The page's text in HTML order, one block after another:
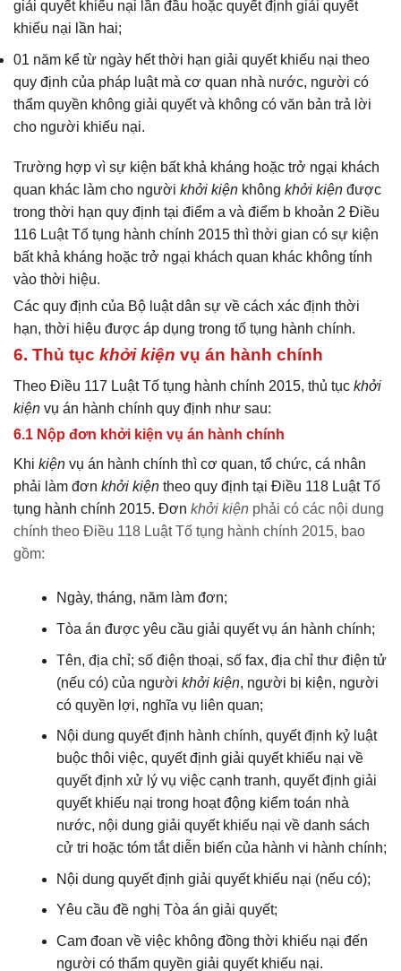
giải quyết khiếu nại lần đầu hoặc quyết định giải quyết
khiếu nại lần hai;
01 năm kể từ ngày hết thời hạn giải quyết khiếu nại theo
quy định của pháp luật mà cơ quan nhà nước, người có
thẩm quyền không giải quyết và không có văn bản trả lời
cho người khiếu nại.
Trường hợp vì sự kiện bất khả kháng hoặc trở ngại khách
quan khác làm cho người khởi kiện không khởi kiện được
trong thời hạn quy định tại điểm a và điểm b khoản 2 Điều
116 Luật Tố tụng hành chính 2015 thì thời gian có sự kiện
bất khả kháng hoặc trở ngại khách quan khác không tính
vào thời hiệu.
Các quy định của Bộ luật dân sự về cách xác định thời
hạn, thời hiệu được áp dụng trong tố tụng hành chính.
6. Thủ tục khởi kiện vụ án hành chính
Theo Điều 117 Luật Tố tụng hành chính 2015, thủ tục khởi
kiện vụ án hành chính quy định như sau:
6.1 Nộp đơn khởi kiện vụ án hành chính
Khi kiện vụ án hành chính thì cơ quan, tổ chức, cá nhân
phải làm đơn khởi kiện theo quy định tại Điều 118 Luật Tố
tụng hành chính 2015. Đơn khởi kiện phải có các nội dung
chính theo Điều 118 Luật Tố tụng hành chính 2015, bao
gồm:
Ngày, tháng, năm làm đơn;
Tòa án được yêu cầu giải quyết vụ án hành chính;
Tên, địa chỉ; số điện thoại, số fax, địa chỉ thư điện tử
(nếu có) của người khởi kiện, người bị kiện, người
có quyền lợi, nghĩa vụ liên quan;
Nội dung quyết định hành chính, quyết định kỷ luật
buộc thôi việc, quyết định giải quyết khiếu nại về
quyết định xử lý vụ việc cạnh tranh, quyết định giải
quyết khiếu nại trong hoạt động kiểm toán nhà
nước, nội dung giải quyết khiếu nại về danh sách
cử tri hoặc tóm tắt diễn biến của hành vi hành chính;
Nội dung quyết định giải quyết khiếu nại (nếu có);
Yêu cầu đề nghị Tòa án giải quyết;
Cam đoan về việc không đồng thời khiếu nại đến
người có thẩm quyền giải quyết khiếu nại.